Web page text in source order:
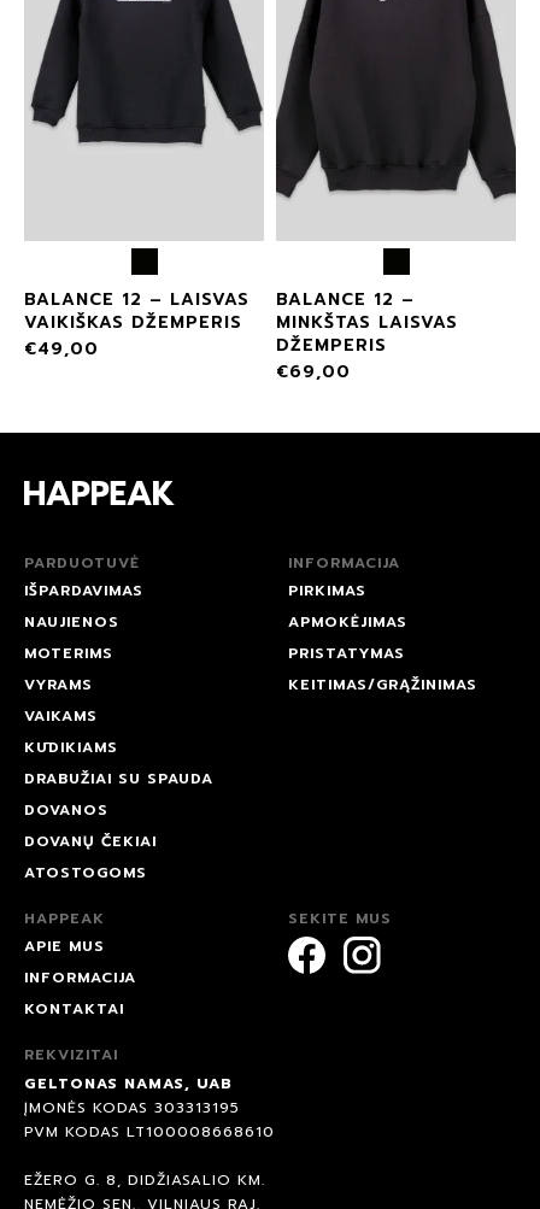
BALANCE 12 – LAISVAS
VAIKIŠKAS DŽEMPERIS
€49,00
BALANCE 12 –
MINKŠTAS LAISVAS
DŽEMPERIS
€69,00
PARDUOTUVĖ
IŠPARDAVIMAS
NAUJIENOS
MOTERIMS
VYRAMS
VAIKAMS
KŪDIKIAMS
DRABUŽIAI SU SPAUDA
DOVANOS
DOVANŲ ČEKIAI
ATOSTOGOMS
INFORMACIJA
PIRKIMAS
APMOKĖJIMAS
PRISTATYMAS
KEITIMAS/GRĄŽINIMAS
HAPPEAK
APIE MUS
INFORMACIJA
KONTAKTAI
SEKITE MUS
REKVIZITAI
GELTONAS NAMAS, UAB
ĮMONĖS KODAS 303313195
PVM KODAS LT100008668610
EŽERO G. 8, DIDŽIASALIO KM.